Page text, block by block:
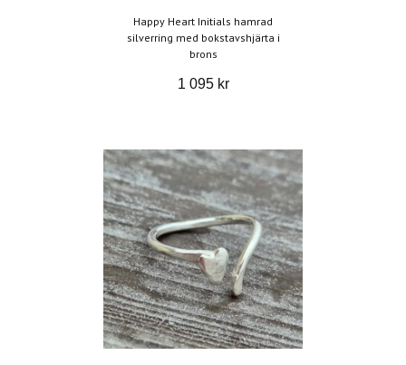
Happy Heart Initials hamrad
silverring med bokstavshjärta i
brons
1 095 kr